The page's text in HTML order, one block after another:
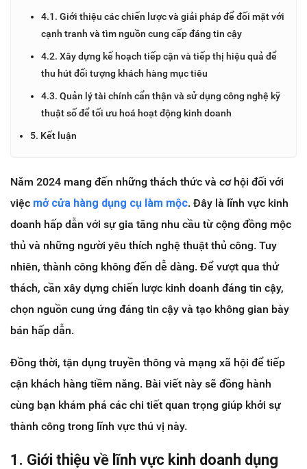
4.1. Giới thiệu các chiến lược và giải pháp để đối mặt với
cạnh tranh và tìm nguồn cung cấp đáng tin cậy
4.2. Xây dựng kế hoạch tiếp cận và tiếp thị hiệu quả để
thu hút đối tượng khách hàng mục tiêu
4.3. Quản lý tài chính cẩn thận và sử dụng công nghệ kỹ
thuật số để tối ưu hoá hoạt động kinh doanh
5. Kết luận
Năm 2024 mang đến những thách thức và cơ hội đối với
việc mở cửa hàng dụng cụ làm mộc. Đây là lĩnh vực kinh
doanh hấp dẫn với sự gia tăng nhu cầu từ cộng đồng mộc
thủ và những người yêu thích nghệ thuật thủ công. Tuy
nhiên, thành công không đến dễ dàng. Để vượt qua thử
thách, cần xây dựng chiến lược kinh doanh đáng tin cậy,
chọn nguồn cung ứng đáng tin cậy và tạo không gian bày
bán hấp dẫn.
Đồng thời, tận dụng truyền thông và mạng xã hội để tiếp
cận khách hàng tiềm năng. Bài viết này sẽ đồng hành
cùng bạn khám phá các chi tiết quan trọng giúp khởi sự
thành công trong lĩnh vực thú vị này.
1. Giới thiệu về lĩnh vực kinh doanh dụng